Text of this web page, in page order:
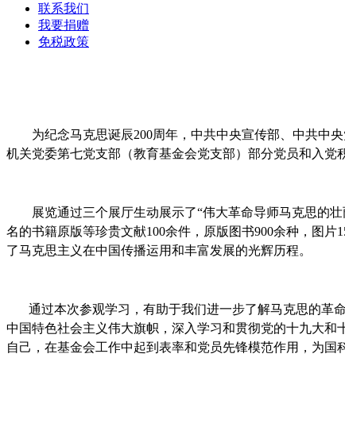
联系我们
我要捐赠
免税政策
为纪念马克思诞辰200周年，中共中央宣传部、中共中
机关党委第七党支部（教育基金会党支部）部分党员和入党
展览通过三个展厅生动展示了“伟大革命导师马克思的壮
名的书籍原版等珍贵文献100余件，原版图书900余种，图片
了马克思主义在中国传播运用和丰富发展的光辉历程。
通过本次参观学习，有助于我们进一步了解马克思的革
中国特色社会主义伟大旗帜，深入学习和贯彻党的十九大
自己，在基金会工作中起到表率和党员先锋模范作用，为国